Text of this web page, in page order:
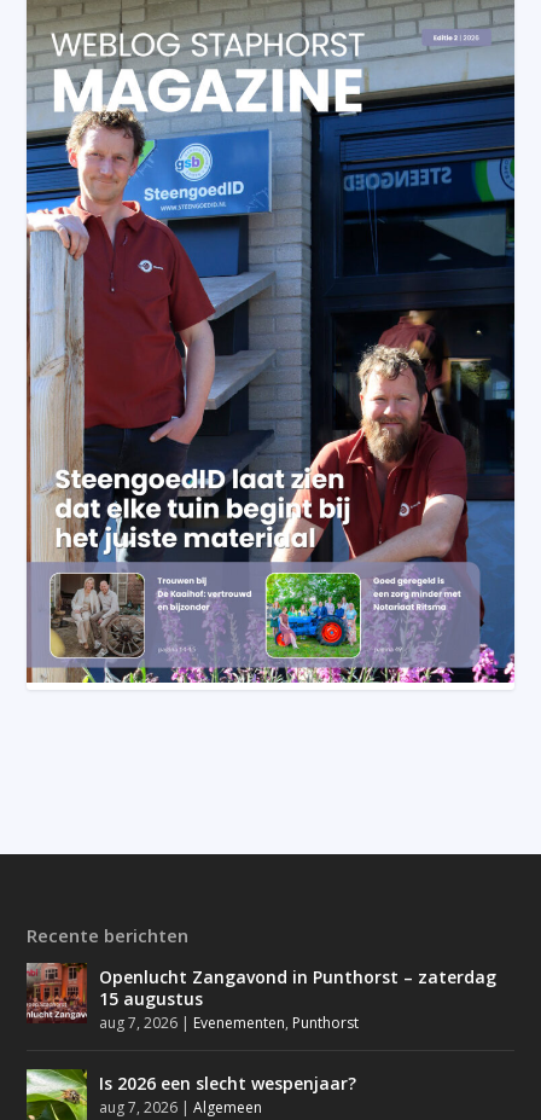
Recente berichten
Openlucht Zangavond in Punthorst – zaterdag
15 augustus
aug 7, 2026 | Evenementen, Punthorst
Is 2026 een slecht wespenjaar?
aug 7, 2026 |Algemeen